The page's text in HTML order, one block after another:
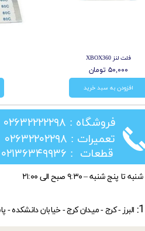
فلت لنز XBOX360
۵۰,۰۰۰ تومان
افزودن به سبد خرید
​فروشگاه : ۰۲۶۳۲۲۲۲۲۹۸
​تعمیرات : ۰۲۶۳۲۲۰۲۲۹۸
​قطعات : ۰۲۱۳۶۳۴۹۹۳۶
شنبه تا پنج شنبه – ۹:۳۰ صبح الی ۲۱:۰۰
البرز - کرج - میدان کرج - خیابان دانشکده -